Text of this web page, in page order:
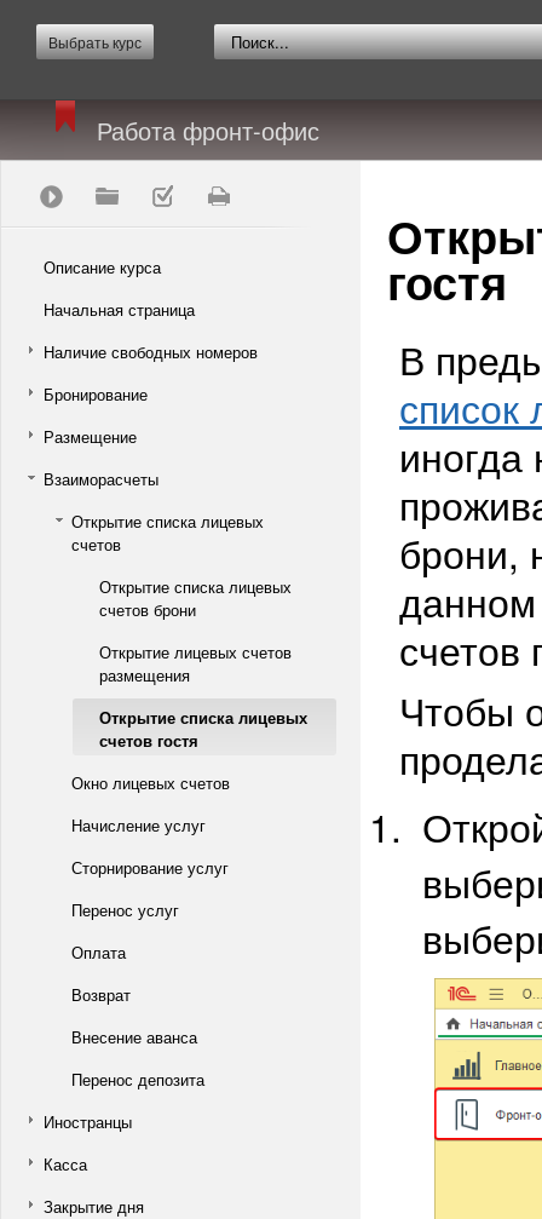
Выбрать курс
Работа фронт-офис
Описание курса
Начальная страница
Наличие свободных номеров
Бронирование
Размещение
Взаиморасчеты
Открытие списка лицевых
счетов
Открытие списка лицевых
счетов брони
Открытие лицевых счетов
размещения
Открытие списка лицевых
счетов гостя
Окно лицевых счетов
Начисление услуг
Сторнирование услуг
Перенос услуг
Оплата
Возврат
Внесение аванса
Перенос депозита
Иностранцы
Касса
Закрытие дня
гостя
В
список
иногда
брони,
данном
счетов
Чтобы